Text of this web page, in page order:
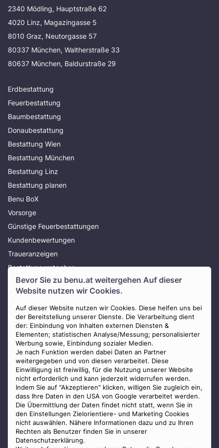
Bevor Sie zu benu.at weitergehen Auf dieser
Website nutzen wir Cookies.
Auf dieser Website nutzen wir Cookies. Diese helfen uns bei
der Bereitstellung unserer Dienste. Die Verarbeitung dient
der: Einbindung von Inhalten externen Diensten &
Elementen; statistischen Analyse/Messung; personalisierter
Werbung sowie, Einbindung sozialer Medien.
Je nach Funktion werden dabei Daten an Partner
weitergegeben und von diesen verarbeitet. Diese
Einwilligung ist freiwillig, für die Nutzung unserer Website
nicht erforderlich und kann jederzeit widerrufen werden.
Indem Sie auf "Akzeptieren" klicken, willigen Sie zugleich ein,
dass Ihre Daten in den USA von Google verarbeitet werden.
Die Übermittlung der Daten findet nicht statt, wenn Sie in
den Einstellungen Zielorientiere- und Marketing Cookies
nicht auswählen. Nähere Informationen dazu und zu Ihren
Rechten als Benutzer finden Sie in unserer
Datenschutzerklärung.
2340 Mödling, Hauptstraße 62
4020 Linz, Magazingasse 5
8010 Graz, Neutorgasse 57
80337 München, Waltherstraße 33
80637 München, Baldurstraße 29
Erdbestattung
Feuerbestattung
Baumbestattung
Donaubestattung
Bestattung Wien
Bestattung München
Bestattung Linz
Bestattung planen
Benu BoX
Vorsorge
Günstige Feuerbestattungen
Kundenbewertungen
Traueranzeigen
Bestattungsratgeber
Über uns
Presse
AGB
Impressum
Datenschutz
Widerrufsbelehrung
Zahlungsmöglichkeiten
Staatlich geprüfter